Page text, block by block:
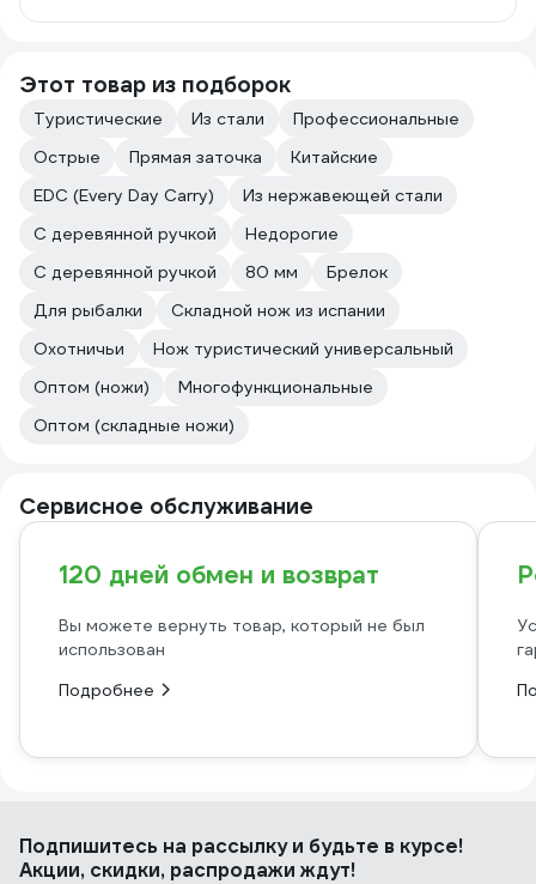
Этот товар из подборок
Туристические Из стали
Профессиональные
Острые
Прямая заточка
Китайские
EDC (Every Day Carry)
Из нержавеющей стали
C деревянной ручкой
Недорогие
С деревянной ручкой
80 мм
Брелок
Для рыбалки
Складной нож из испании
Охотничьи
Нож туристический универсальный
Оптом (ножи)
Многофункциональные
Оптом (складные ножи)
Сервисное обслуживание
120 дней обмен и возврат
Вы можете вернуть товар, который не был
использован
Подробнее
Подпишитесь на рассылкуи будьте в курсе!
Акции, скидки, распродажи ждут!